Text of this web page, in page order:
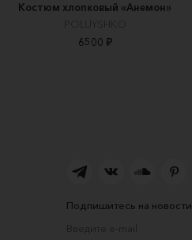
Костюм хлопковый «Анемон»
POLUYSHKO
6500 ₽
Подпишитесь на новости